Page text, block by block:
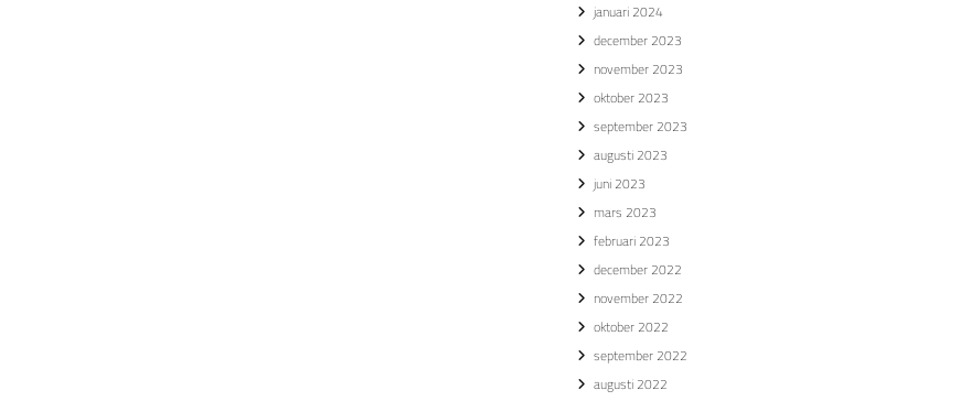
januari 2024
december 2023
november 2023
oktober 2023
september 2023
augusti 2023
juni 2023
mars 2023
februari 2023
december 2022
november 2022
oktober 2022
september 2022
augusti 2022